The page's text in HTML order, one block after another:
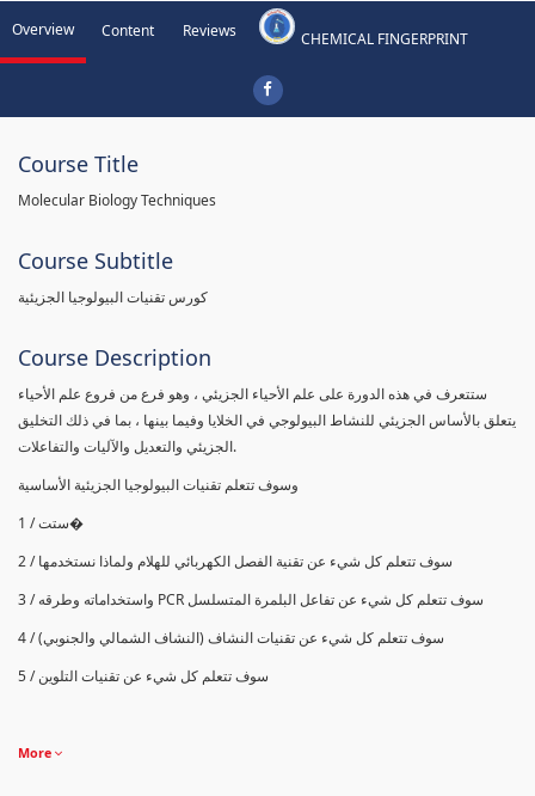
Overview Content Reviews CHEMICAL FINGERPRINT
Course Title
Molecular Biology Techniques
Course Subtitle
كورس تقنيات البيولوجيا الجزيئية
Course Description
ستتعرف في هذه الدورة على علم الأحياء الجزيئي ، وهو فرع من فروع علم الأحياء
يتعلق بالأساس الجزيئي للنشاط البيولوجي في الخلايا وفيما بينها ، بما في ذلك التخليق
الجزيئي والتعديل والآليات والتفاعلات.
وسوف تتعلم تقنيات البيولوجيا الجزيئية الأساسية
1 / ستت�
2 / سوف تتعلم كل شيء عن تقنية الفصل الكهربائي للهلام ولماذا نستخدمها
3 / سوف تتعلم كل شيء عن تفاعل البلمرة المتسلسلPCR واستخداماته وطرقه
4 / سوف تتعلم كل شيء عن تقنيات النشاف (النشاف الشمالي والجنوبي)
5 / سوف تتعلم كل شيء عن تقنيات التلوين
More